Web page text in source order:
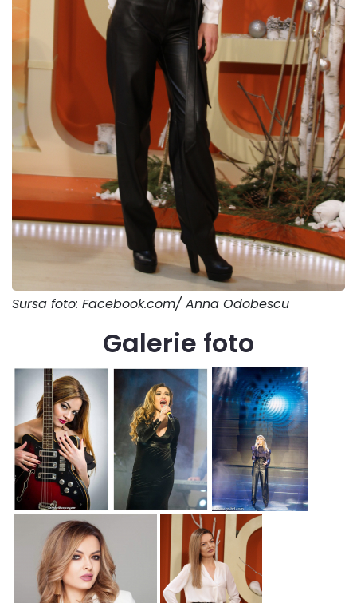
Sursa foto: Facebook.com/ Anna Odobescu
Galerie foto